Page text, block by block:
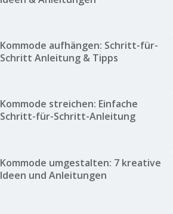
Kommode aufhängen: Schritt-für-
Schritt Anleitung & Tipps
Kommode streichen: Einfache
Schritt-für-Schritt-Anleitung
Kommode umgestalten: 7 kreative
Ideen und Anleitungen